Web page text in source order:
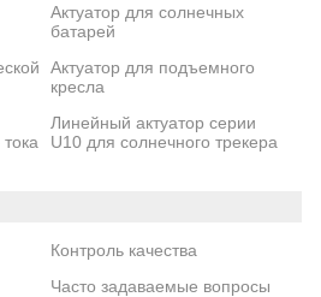
Актуатор для солнечных
батарей
Актуатор для подъемного
кресла
Линейный актуатор серии
U10 для солнечного трекера
Контроль качества
Часто задаваемые вопросы